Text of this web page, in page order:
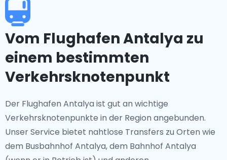
Vom Flughafen Antalya zu
einem bestimmten
Verkehrsknotenpunkt
Der Flughafen Antalya ist gut an wichtige
Verkehrsknotenpunkte in der Region angebunden.
Unser Service bietet nahtlose Transfers zu Orten wie
dem Busbahnhof Antalya, dem Bahnhof Antalya